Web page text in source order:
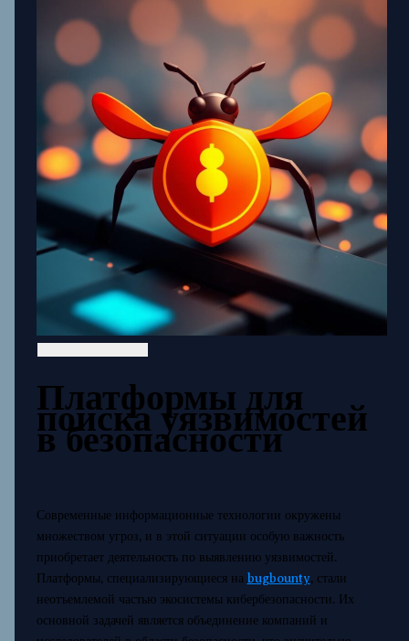
Платформы для
поиска уязвимостей
в безопасности
Современные информационные технологии окружены
множеством угроз, и в этой ситуации особую важность
приобретает деятельность по выявлению уязвимостей.
Платформы, специализирующиеся на bugbounty, стали
неотъемлемой частью экосистемы кибербезопасности. Их
основной задачей является объединение компаний и